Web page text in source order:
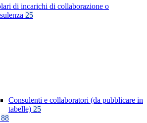
di incarichi di collaborazione o
25
Consulenti e collaboratori (da pubblicare in
tabelle) 25
88